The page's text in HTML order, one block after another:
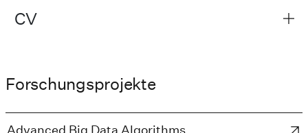
CV
Forschungsprojekte